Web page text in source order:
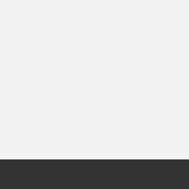
des